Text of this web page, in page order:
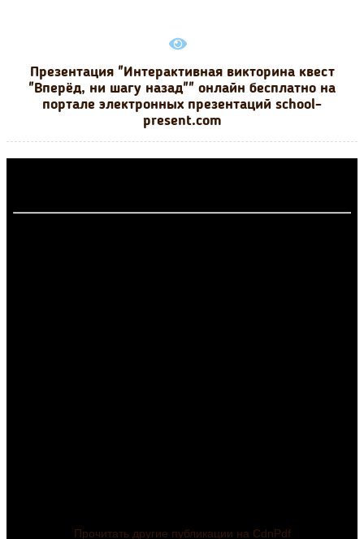
Презентация "Интерактивная викторина квест
"Вперёд, ни шагу назад"" онлайн бесплатно на
портале электронных презентаций school-
present.com
Прочитать другие публикации на CdnPdf